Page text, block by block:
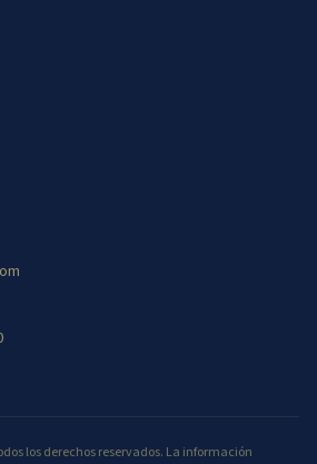
los derechos reservados. La información